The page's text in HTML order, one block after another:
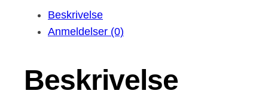
Beskrivelse
Anmeldelser (0)
Beskrivelse